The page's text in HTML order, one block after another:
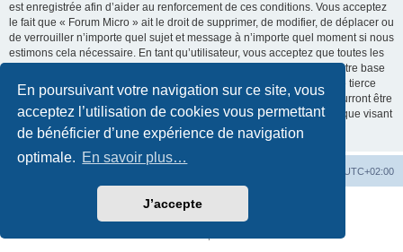
En poursuivant votre navigation sur ce site, vous
acceptez l’utilisation de cookies vous permettant
de bénéficier d’une expérience de navigation
optimale. En savoir plus…
J’accepte
est enregistrée afin d’aider au renforcement de ces conditions. Vous acceptez
le fait que « Forum Micro » ait le droit de supprimer, de modifier, de déplacer ou
de verrouiller n’importe quel sujet et message à n’importe quel moment si nous
estimons cela nécessaire. En tant qu’utilisateur, vous acceptez que toutes les
informations que vous avez renseignées soient enregistrées dans notre base
de données. Bien que ces informations ne seront pas diffusées à une tierce
partie sans votre consentement, ni « Forum Micro », ni phpBB, ne pourront être
tenus comme responsables en cas de tentative de piratage informatique visant
à compromettre vos données.
UTC+02:00
phpBB® Forum Software © phpBB Limited
©